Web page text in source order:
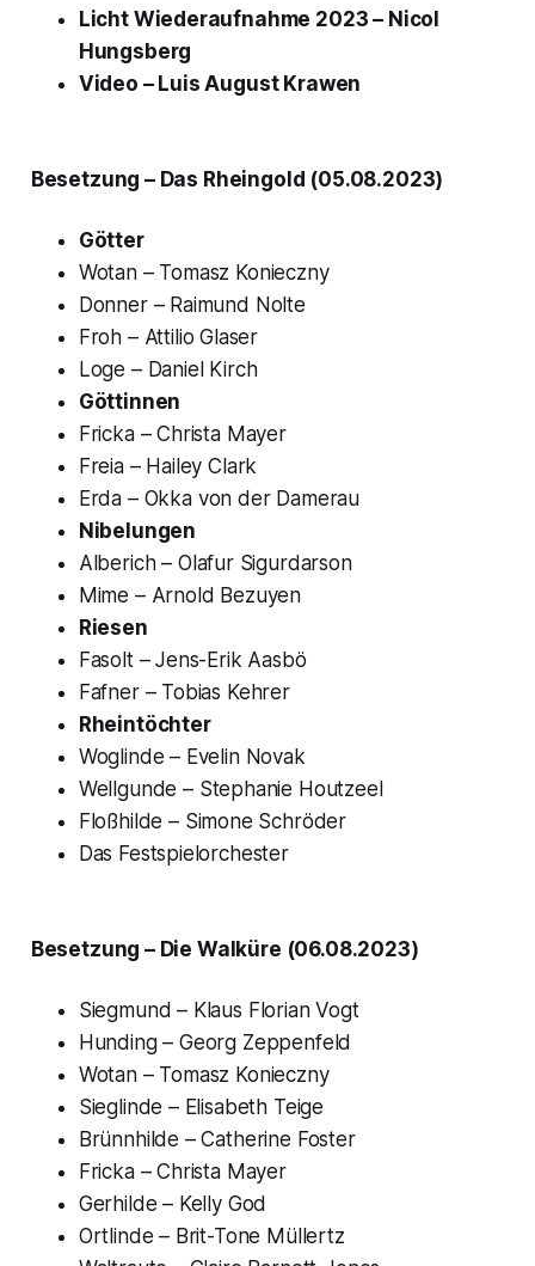
Licht Wiederaufnahme 2023 – Nicol
Hungsberg
Video – Luis August Krawen
Besetzung – Das Rheingold (05.08.2023)
Götter
Wotan– Tomasz Konieczny
Donner– Raimund Nolte
Froh – Attilio Glaser
Loge – Daniel Kirch
Göttinnen
Fricka –Christa Mayer
Freia– Hailey Clark
Erda – Okka von der Damerau
Nibelungen
Alberich – Olafur Sigurdarson
Mime – Arnold Bezuyen
Riesen
Fasolt– Jens-Erik Aasbö
Fafner– Tobias Kehrer
Rheintöchter
Woglinde – Evelin Novak
Wellgunde – Stephanie Houtzeel
Floßhilde – Simone Schröder
Das Festspielorchester
Besetzung – Die Walküre (06.08.2023)
Siegmund – Klaus Florian Vogt
Hunding – Georg Zeppenfeld
Wotan – Tomasz Konieczny
Sieglinde – Elisabeth Teige
Brünnhilde – Catherine Foster
Fricka – Christa Mayer
Gerhilde – Kelly God
Ortlinde – Brit-Tone Müllertz